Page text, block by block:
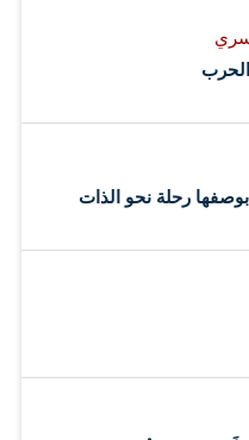
الحرب
بوصفها رحلة نحو الذات